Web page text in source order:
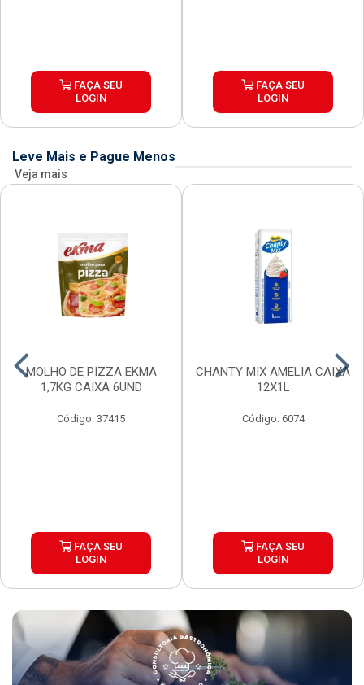
FAÇA SEU
LOGIN
FAÇA SEU
LOGIN
Leve Mais e Pague Menos
Veja mais
MOLHO DE PIZZA EKMA
1,7KG CAIXA 6UND
Código: 37415
FAÇA SEU
LOGIN
CHANTY MIX AMELIA CAIXA
12X1L
Código: 6074
FAÇA SEU
LOGIN